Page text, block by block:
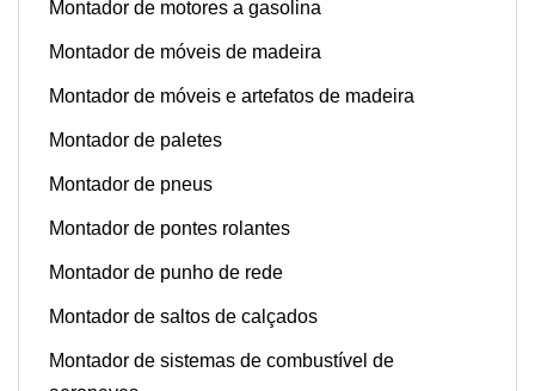
Montador de motores a gasolina
Montador de móveis de madeira
Montador de móveis e artefatos de madeira
Montador de paletes
Montador de pneus
Montador de pontes rolantes
Montador de punho de rede
Montador de saltos de calçados
Montador de sistemas de combustível de